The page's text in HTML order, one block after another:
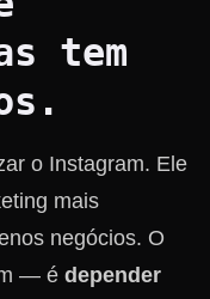
tem
o Instagram. Ele
mais
negócios. O
— é depender